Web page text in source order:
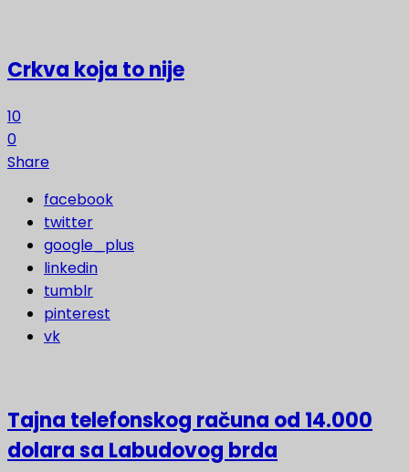
Crkva koja to nije
10
0
Share
facebook
twitter
google_plus
linkedin
tumblr
pinterest
vk
Tajna telefonskog računa od 14.000
dolara sa Labudovog brda